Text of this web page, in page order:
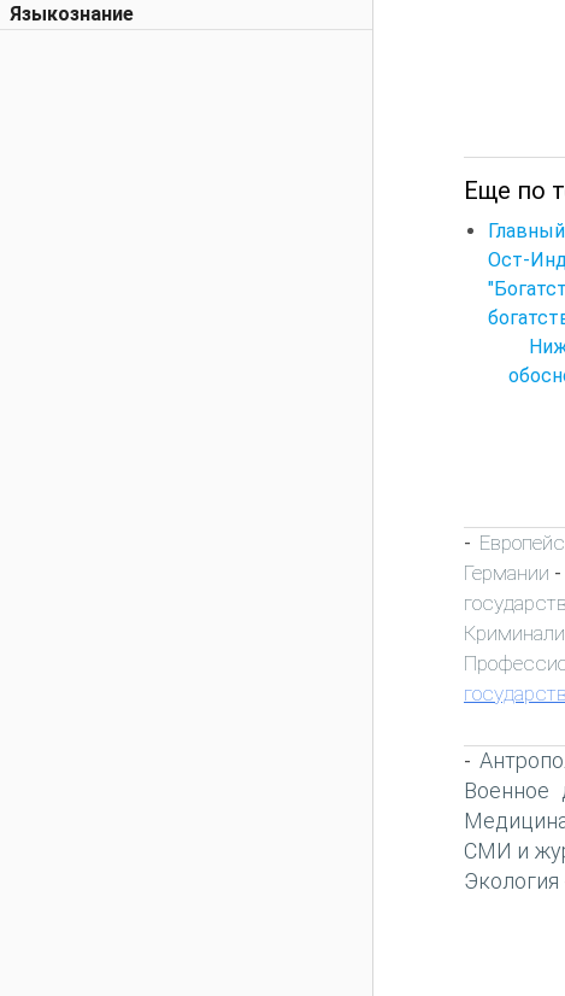
Языкознание
Еще по
Ост-
-
Германии -
-
Военное
СМИ и
Экология